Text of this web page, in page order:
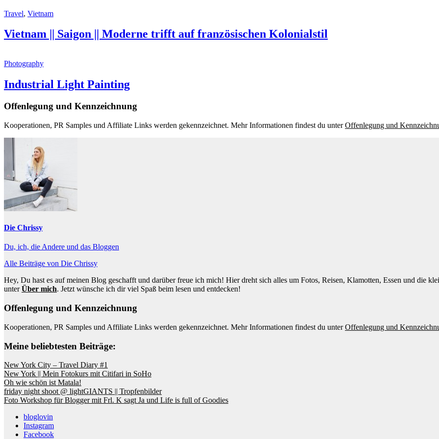
Travel, Vietnam
Vietnam || Saigon || Moderne trifft auf französischen Kolonialstil
Photography
Industrial Light Painting
Offenlegung und Kennzeichnung
Kooperationen, PR Samples und Affiliate Links werden gekennzeichnet. Mehr Informationen findest du unterOffenlegung und
Die Chrissy
Du, ich, die Andere und das Bloggen
Alle Beiträge von Die Chrissy
Hey, Du hast es auf meinen Blog geschafft und darüber freue ich mich! Hier dreht sich alles um Fotos, Reisen, Klamotten, Essen und die
unterÜber mich. Jetzt wünsche ich dir viel Spaß beim lesen und entdecken!
Offenlegung und Kennzeichnung
Kooperationen, PR Samples und Affiliate Links werden gekennzeichnet. Mehr Informationen findest du unterOffenlegung und
Meine beliebtesten Beiträge:
New York City – Travel Diary #1
New York || Mein Fotokurs mit Citifari in SoHo
Oh wie schön ist Matala!
friday night shoot @ lightGIANTS || Tropfenbilder
Foto Workshop für Blogger mit Frl. K sagt Ja und Life is full of Goodies
bloglovin
Instagram
Facebook